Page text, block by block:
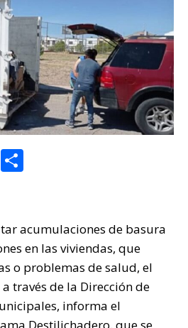
C
p
ar
ti
r
acumulaciones de basura
en las viviendas, que
o problemas de salud, el
través de la Dirección de
informa el